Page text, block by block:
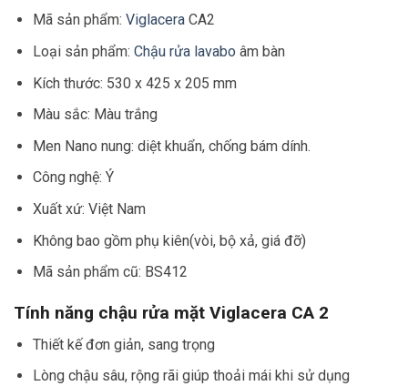
Mã sản phẩm: ViglaceraCA2
Loại sản phẩm: Chậu rửa lavabo âm bàn
Kích thước: 530 x 425 x 205 mm
Màu sắc: Màu trắng
Men Nano nung: diệt khuẩn, chống bám dính.
Công nghệ: Ý
Xuất xứ: Việt Nam
Không bao gồm phụ kiên(vòi, bộ xả, giá đỡ)
Mã sản phẩm cũ: BS412
Tính năng chậu rửa mặt Viglacera CA 2
Thiết kế đơn giản, sang trọng
Lòng chậu sâu, rộng rãi giúp thoải mái khi sử dụng